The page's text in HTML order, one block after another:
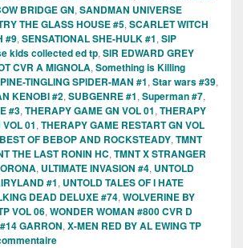
BRIDGE GN, SANDMAN UNIVERSE
THE GLASS HOUSE #5, SCARLET WITCH
#9, SENSATIONAL SHE-HULK #1, SIP
kids collected ed tp, SIR EDWARD GREY
CVR A MIGNOLA, Something is Killing
TINGLING SPIDER-MAN #1, Star wars #39,
KENOBI #2, SUBGENRE #1, Superman #7,
#3, THERAPY GAME GN VOL 01, THERAPY
01, THERAPY GAME RESTART GN VOL
OF BEBOP AND ROCKSTEADY, TMNT
THE LAST RONIN HC, TMNT X STRANGER
, ULTIMATE INVASION #4, UNTOLD
#1, UNTOLD TALES OF I HATE
DEAD DELUXE #74, WOLVERINE BY
VOL 06, WONDER WOMAN #800 CVR D
GARRON, X-MEN RED BY AL EWING TP